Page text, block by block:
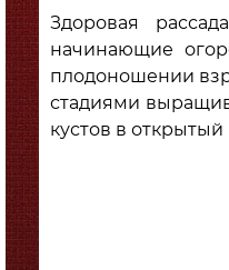
Здоровая
начинающие
плодоношении
стадиями
кустов в открытый